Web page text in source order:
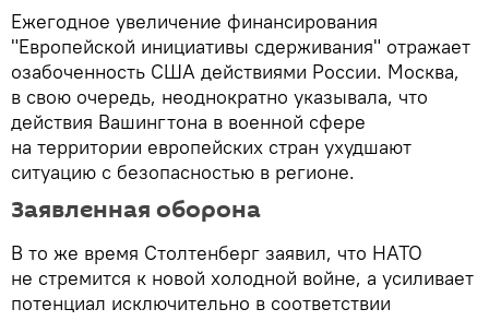
Ежегодное увеличение финансирования
"Европейской инициативы сдерживания" отражает
озабоченность США действиями России. Москва,
в свою очередь, неоднократно указывала, что
действия Вашингтона в военной сфере
на территории европейских стран ухудшают
ситуацию с безопасностью в регионе.
Заявленная оборона
В то же время Столтенберг заявил, что НАТО
не стремится к новой холодной войне, а усиливает
потенциал исключительно в соответствии